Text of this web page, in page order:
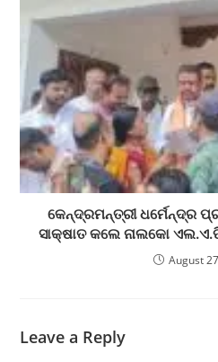
କେନ୍ଦ୍ରମନ୍ତ୍ରୀ ଧର୍ମେନ୍ଦ୍ର
ସାକ୍ଷାତ କଲେ ନାଲକୋ
August
Leave a Reply